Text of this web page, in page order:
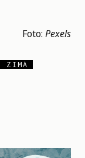
Foto: Pexels
ZIMA